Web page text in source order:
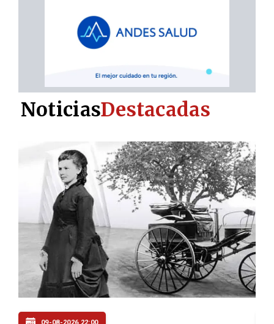
09-08-2026 21:06
NoticiasDestacadas